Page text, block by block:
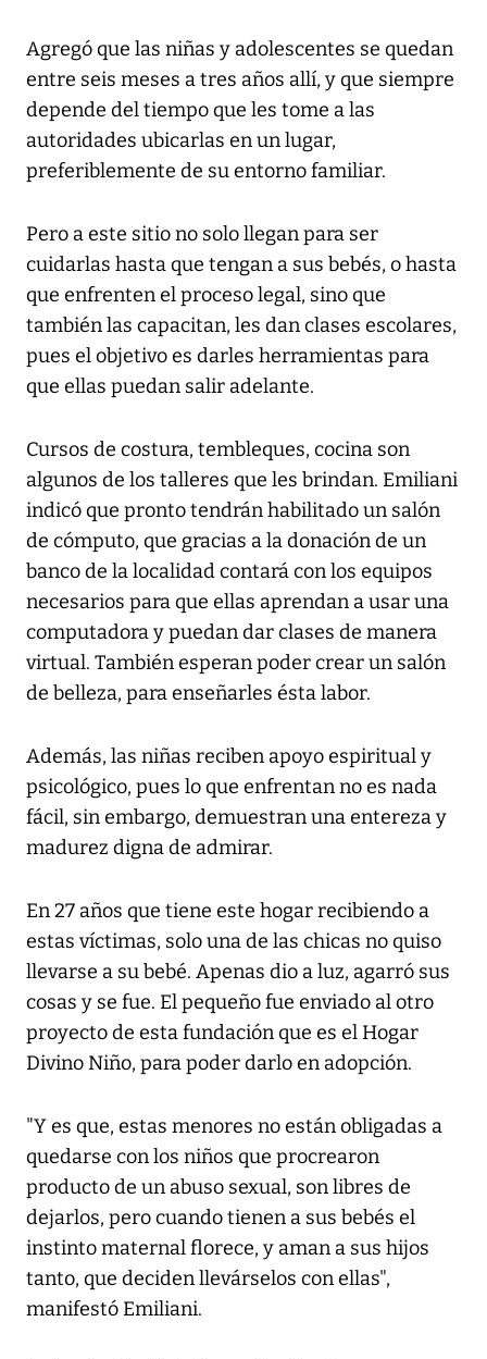
Agregó que las niñas y adolescentes se quedan
entre seis meses a tres años allí, y que siempre
depende del tiempo que les tome a las
autoridades ubicarlas en un lugar,
preferiblemente de su entorno familiar.
Pero a este sitio no solo llegan para ser
cuidarlas hasta que tengan a sus bebés, o hasta
que enfrenten el proceso legal, sino que
también las capacitan, les dan clases escolares,
pues el objetivo es darles herramientas para
que ellas puedan salir adelante.
Cursos de costura, tembleques, cocina son
algunos de los talleres que les brindan. Emiliani
indicó que pronto tendrán habilitado un salón
de cómputo, que gracias a la donación de un
banco de la localidad contará con los equipos
necesarios para que ellas aprendan a usar una
computadora y puedan dar clases de manera
virtual. También esperan poder crear un salón
de belleza, para enseñarles ésta labor.
Además, las niñas reciben apoyo espiritual y
psicológico, pues lo que enfrentan no es nada
fácil, sin embargo, demuestran una entereza y
madurez digna de admirar.
En 27 años que tiene este hogar recibiendo a
estas víctimas, solo una de las chicas no quiso
llevarse a su bebé. Apenas dio a luz, agarró sus
cosas y se fue. El pequeño fue enviado al otro
proyecto de esta fundación que es el Hogar
Divino Niño, para poder darlo en adopción.
"Y es que, estas menores no están obligadas a
quedarse con los niños que procrearon
producto de un abuso sexual, son libres de
dejarlos, pero cuando tienen a sus bebés el
instinto maternal florece, y aman a sus hijos
tanto, que deciden llevárselos con ellas",
manifestó Emiliani.